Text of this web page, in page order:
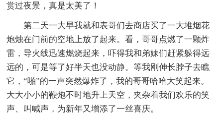
赏过夜景，真是太美了！
第二天一大早我就和表哥们去商店买了一大堆烟花
炮烛在门前的空地上放了起来。看，哥哥点燃了一颗炸
雷，导火线迅速燃烧起来，吓得我和弟妹们赶紧躲得远
远的，可是等了好半天也没动静。等我刚伸长脖子去瞧
它，“啪”的一声突然爆炸了，我的哥哥哈哈大笑起来。
大大小小的鞭炮不时地升上天空，夹杂着我们欢乐的笑
声、叫喊声，为新年又增添了一丝喜庆。